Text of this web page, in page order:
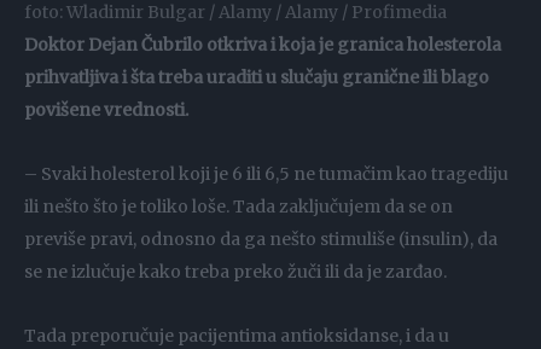
foto: Wladimir Bulgar / Alamy / Alamy / Profimedia
Doktor Dejan Čubrilo otkriva i koja je granica holesterola
prihvatljiva i šta treba uraditi u slučaju granične ili blago
povišene vrednosti.
– Svaki holesterol koji je 6 ili 6,5 ne tumačim kao tragediju
ili nešto što je toliko loše. Tada zaključujem da se on
previše pravi, odnosno da ga nešto stimuliše (insulin), da
se ne izlučuje kako treba preko žuči ili da je zarđao.
Tada preporučuje pacijentima antioksidanse, i da u